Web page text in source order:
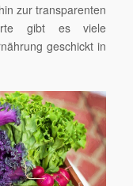
zur transparenten
gibt es viele
geschickt in